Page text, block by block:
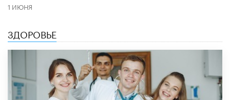
1 ИЮНЯ
ЗДОРОВЬЕ